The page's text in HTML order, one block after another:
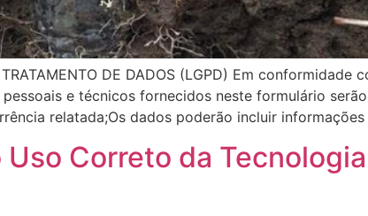
DE DADOS (LGPD) Em conformidade
e técnicos fornecidos neste formulário
relatada;Os dados poderão incluir
Correto da